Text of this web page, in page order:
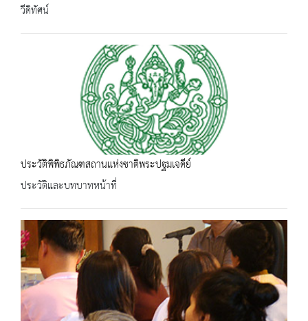
วีดิทัศน์
ประวัติพิพิธภัณฑสถานแห่งชาติพระปฐมเจดีย์
ประวัติและบทบาทหน้าที่